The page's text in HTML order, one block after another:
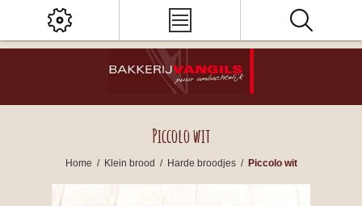
Piccolo wit
Home / Klein brood / Harde broodjes / Piccolo wit